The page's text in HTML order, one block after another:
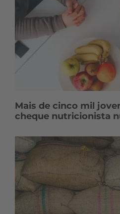
Mais de cinco mil
cheque nutricionista